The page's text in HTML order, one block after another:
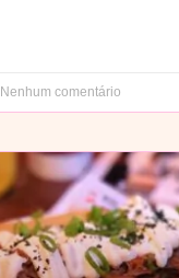
Nenhum comentário